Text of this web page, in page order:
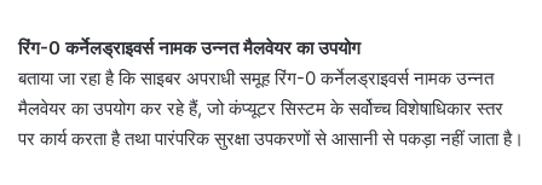
रिंग-0 कर्नेलड्राइवर्स नामक उन्नत मैलवेयर का उपयोग
बताया जा रहा है कि साइबर अपराधी समूह रिंग-0 कर्नेलड्राइवर्स नामक उन्नत
मैलवेयर का उपयोग कर रहे हैं, जो कंप्यूटर सिस्टम के सर्वोच्च विशेषाधिकार स्तर
पर कार्य करता है तथा पारंपरिक सुरक्षा उपकरणों से आसानी से पकड़ा नहीं जाता है।